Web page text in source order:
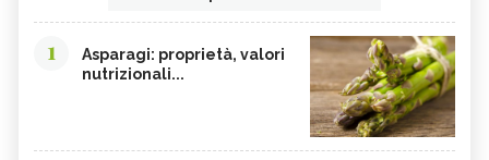
1
Asparagi: proprietà, valori
nutrizionali...